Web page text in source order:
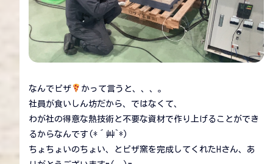
なんでピザ
かって言うと、、、。
社員が食いしん坊だから、ではなくて、
わが社の得意な熱技術と不要な資材で作り上げることができ
るからなんです(*´艸`*)
ちょちょいのちょい、とピザ窯を完成してくれたHさん、あ